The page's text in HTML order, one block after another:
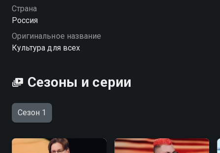
Страна
Россия
Оригинальное название
Культура для всех
Сезоны и серии
Сезон 1